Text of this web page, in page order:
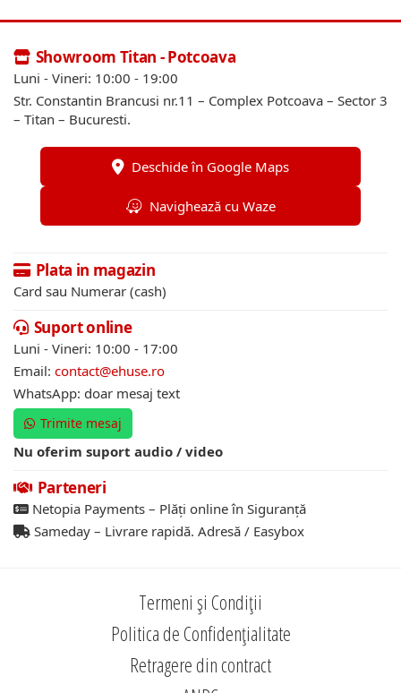
Showroom Titan - Potcoava
Luni - Vineri: 10:00 - 19:00
Str. Constantin Brancusi nr.11 – Complex Potcoava – Sector 3
– Titan – Bucuresti.
Deschide în Google Maps
Navighează cu Waze
Plata in magazin
Card sau Numerar (cash)
Suport online
Luni - Vineri: 10:00 - 17:00
Email: contact@ehuse.ro
WhatsApp: doar mesaj text
Trimite mesaj
Nu oferim suport audio / video
Parteneri
Netopia Payments – Plăți online în Siguranță
Sameday – Livrare rapidă. Adresă / Easybox
Termeni și Condiții
Politica de Confidențialitate
Retragere din contract